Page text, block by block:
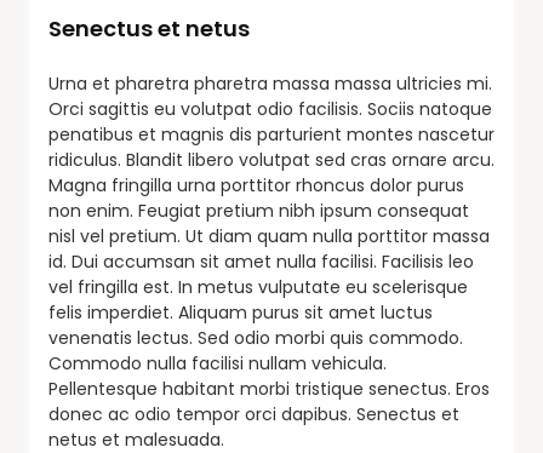
Senectus et netus
Urna et pharetra pharetra massa massa ultricies mi.
Orci sagittis eu volutpat odio facilisis. Sociis natoque
penatibus et magnis dis parturient montes nascetur
ridiculus. Blandit libero volutpat sed cras ornare arcu.
Magna fringilla urna porttitor rhoncus dolor purus
non enim. Feugiat pretium nibh ipsum consequat
nisl vel pretium. Ut diam quam nulla porttitor massa
id. Dui accumsan sit amet nulla facilisi. Facilisis leo
vel fringilla est. In metus vulputate eu scelerisque
felis imperdiet. Aliquam purus sit amet luctus
venenatis lectus. Sed odio morbi quis commodo.
Commodo nulla facilisi nullam vehicula.
Pellentesque habitant morbi tristique senectus. Eros
donec ac odio tempor orci dapibus. Senectus et
netus et malesuada.